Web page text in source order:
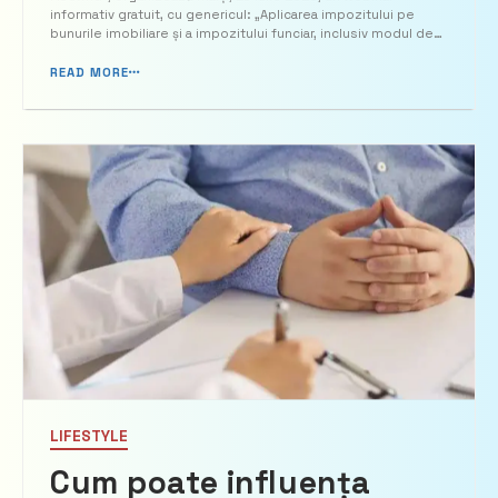
bunurile imobiliare
informativ gratuit, cu genericul: „Aplicarea impozitului pe
bunurile imobiliare și a impozitului funciar, inclusiv modul de
imobiliare, Forma BIJ 17”. În cadrul ...
READ MORE
LIFESTYLE
Cum poate influența